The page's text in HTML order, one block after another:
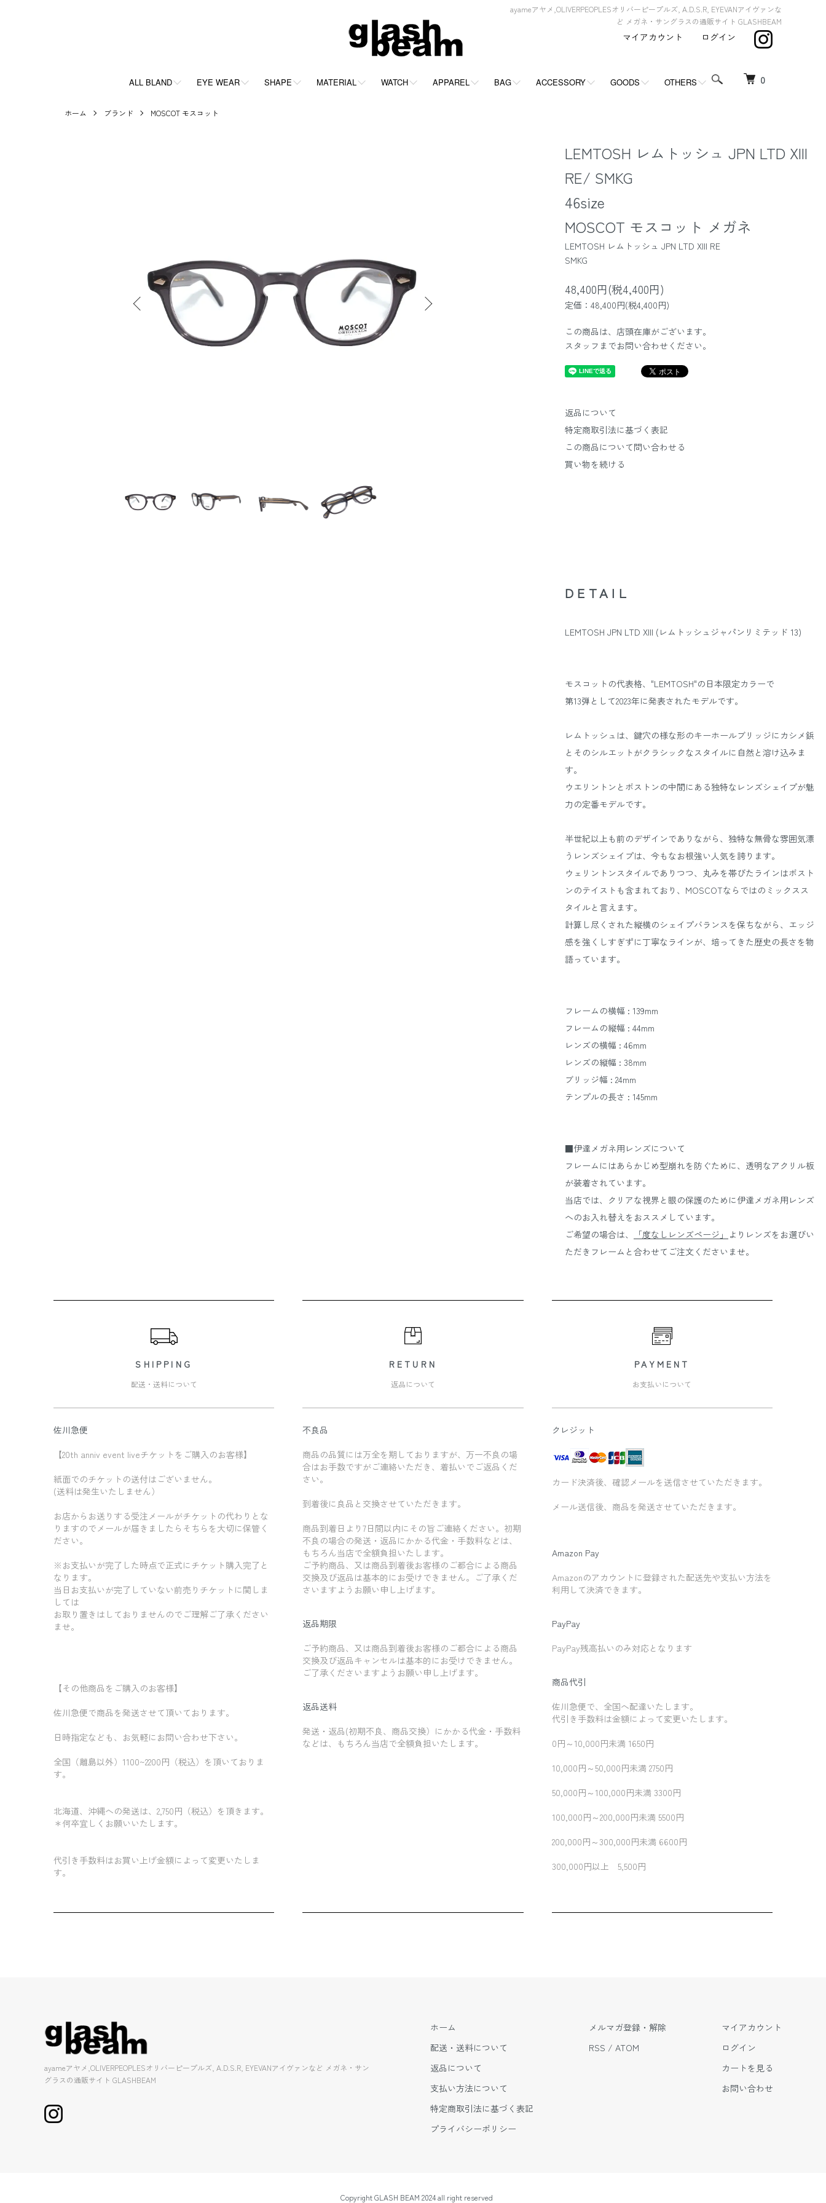
ayameアヤメ,OLIVERPEOPLESオリバーピープルズ, A.D.S.R, EYEVANアイヴァンな
ど メガネ・サングラスの通販サイト GLASHBEAM
0
ALL BLAND EYE WEAR SHAPE MATERIAL WATCH APPAREL BAG ACCESSORY GOODS OTHERS
マイアカウント ログイン
ホーム ブランド MOSCOT モスコット
LEMTOSH レムトッシュ JPN LTD XIII
RE/ SMKG
46size
MOSCOT モスコット メガネ
LEMTOSH レムトッシュ JPN LTD XIII RE
SMKG
48,400円(税4,400円)
定価：48,400円(税4,400円)
この商品は、店頭在庫がございます。
スタッフまでお問い合わせください。
返品について
特定商取引法に基づく表記
この商品について問い合わせる
買い物を続ける
DETAIL
LEMTOSH JPN LTD XIII (レムトッシュジャパンリミテッド 13)
モスコットの代表格、"LEMTOSH"の日本限定カラーで
第13弾として2023年に発表されたモデルです。
レムトッシュは、鍵穴の様な形のキーホールブリッジにカシメ鋲
とそのシルエットがクラシックなスタイルに自然と溶け込みま
す。
ウエリントンとボストンの中間にある独特なレンズシェイプが魅
力の定番モデルです。
半世紀以上も前のデザインでありながら、独特な無骨な雰囲気漂
うレンズシェイプは、今もなお根強い人気を誇ります。
ウェリントンスタイルでありつつ、丸みを帯びたラインはボスト
ンのテイストも含まれており、MOSCOTならではのミックスス
タイルと言えます。
計算し尽くされた縦横のシェイプバランスを保ちながら、エッジ
感を強くしすぎずに丁寧なラインが、培ってきた歴史の長さを物
語っています。
フレームの横幅 : 139mm
フレームの縦幅 : 44mm
レンズの横幅 : 46mm
レンズの縦幅 : 38mm
ブリッジ幅 : 24mm
テンプルの長さ : 145mm
■伊達メガネ用レンズについて
フレームにはあらかじめ型崩れを防ぐために、透明なアクリル板
が装着されています。
当店では、クリアな視界と眼の保護のために伊達メガネ用レンズ
へのお入れ替えをおススメしています。
ご希望の場合は、
「度なしレンズページ」 よりレンズをお選びい
ただきフレームと合わせてご注文くださいませ。
SHIPPING
配送・送料について
佐川急便
【20th anniv event liveチケットをご購入のお客様】
紙面でのチケットの送付はございません。
(送料は発生いたしません）
お店からお送りする受注メールがチケットの代わりとな
りますのでメールが届きましたらそちらを大切に保管く
ださい。
※お支払いが完了した時点で正式にチケット購入完了と
なります。
当日お支払いが完了していない前売りチケットに関しま
しては
お取り置きはしておりませんのでご理解ご了承ください
ませ。
【その他商品をご購入のお客様】
佐川急便で商品を発送させて頂いております。
日時指定なども、お気軽にお問い合わせ下さい。
全国（離島以外）1100~2200円（税込）を頂いておりま
す。
北海道、沖縄への発送は、2,750円（税込）を頂きます。
＊何卒宜しくお願いいたします。
代引き手数料はお買い上げ金額によって変更いたしま
す。
RETURN
返品について
不良品
商品の品質には万全を期しておりますが、万一不良の場
合はお手数ですがご連絡いただき、着払いでご返品くだ
さい。
到着後に良品と交換させていただきます。
商品到着日より7日間以内にその旨ご連絡ください。初期
不良の場合の発送・返品にかかる代金・手数料などは、
もちろん当店で全額負担いたします。
ご予約商品、又は商品到着後お客様のご都合による商品
交換及び返品は基本的にお受けできません。ご了承くだ
さいますようお願い申し上げます。
返品期限
ご予約商品、又は商品到着後お客様のご都合による商品
交換及び返品キャンセルは基本的にお受けできません。
ご了承くださいますようお願い申し上げます。
返品送料
発送・返品(初期不良、商品交換）にかかる代金・手数料
などは、もちろん当店で全額負担いたします。
PAYMENT
お支払いについて
クレジット
カード決済後、確認メールを送信させていただきます。
メール送信後、商品を発送させていただきます。
Amazon Pay
Amazonのアカウントに登録された配送先や支払い方法を
利用して決済できます。
PayPay
PayPay残高払いのみ対応となります
商品代引
佐川急便で、全国へ配達いたします。
代引き手数料は金額によって変更いたします。
0円～10,000円未満 1650円
10,000円～50,000円未満 2750円
50,000円～100,000円未満 3300円
100,000円～200,000円未満 5500円
200,000円～300,000円未満 6600円
300,000円以上 5,500円
ayameアヤメ,OLIVERPEOPLESオリバーピープルズ, A.D.S.R, EYEVANアイヴァンなど メガネ・サン
グラスの通販サイト GLASHBEAM
ホーム
配送・送料について
返品について
支払い方法について
特定商取引法に基づく表記
プライバシーポリシー
メルマガ登録・解除
RSS / ATOM
マイアカウント
ログイン
カートを見る
お問い合わせ
Copyright GLASH BEAM 2024 all right reserved